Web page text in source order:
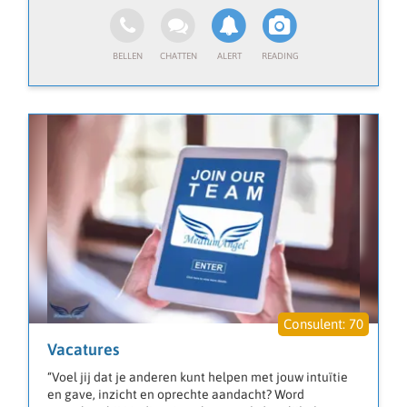
Neem dan contact met me op en laat je verrassen door
de boodschappen die voor jou klaarliggen! Als
medium en helderziende helpt Medium Anouk je met
inzichten in liefde, toekomst en levensvragen,
Bedankt voor het vertrouwen
respect, eerlijkheid en licht.
70
Vacatures
“Voel jij dat je anderen kunt helpen met jouw intuïtie
en gave, inzicht en oprechte aandacht? Word